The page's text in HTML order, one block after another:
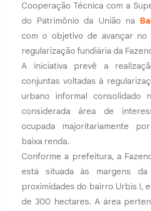
Cooperação Técnica com a
do Patrimônio da União na
com o objetivo de avançar no
regularização fundiária da
A iniciativa prevê a
conjuntas voltadas à
urbano informal consolidado
considerada área de
ocupada majoritariamente
baixa renda.
Conforme a prefeitura, a
está situada às margens da
proximidades do bairro Urbis I,
de 300 hectares. A área